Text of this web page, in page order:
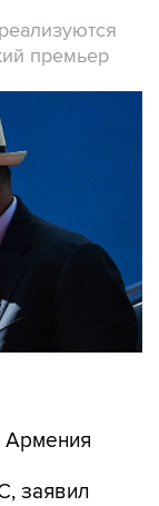
премьер
Армения
заявил